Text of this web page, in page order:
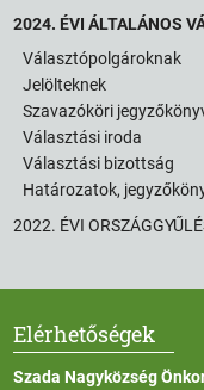
2024. ÉVI ÁLTALÁNOS
Választópolgároknak
Jelölteknek
Szavazóköri
Választási iroda
Választási bizottság
Határozatok,
2022. ÉVI
Elérhetőségek
Szada Nagyközség